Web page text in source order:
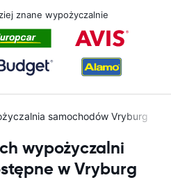
znane wypożyczalnie
samochodów Vryburg
wypożyczalni
w Vryburg